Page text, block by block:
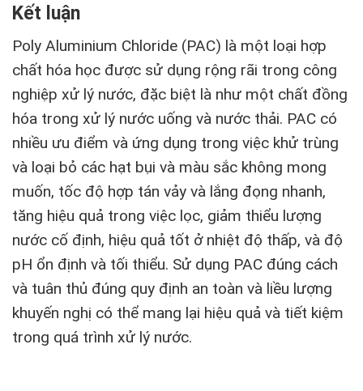
Kết luận
Poly Aluminium Chloride (PAC) là một loại hợp
chất hóa học được sử dụng rộng rãi trong công
nghiệp xử lý nước, đặc biệt là như một chất đồng
hóa trong xử lý nước uống và nước thải. PAC có
nhiều ưu điểm và ứng dụng trong việc khử trùng
và loại bỏ các hạt bụi và màu sắc không mong
muốn, tốc độ hợp tán vảy và lắng đọng nhanh,
tăng hiệu quả trong việc lọc, giảm thiểu lượng
nước cố định, hiệu quả tốt ở nhiệt độ thấp, và độ
pH ổn định và tối thiểu. Sử dụng PAC đúng cách
và tuân thủ đúng quy định an toàn và liều lượng
khuyến nghị có thể mang lại hiệu quả và tiết kiệm
trong quá trình xử lý nước.